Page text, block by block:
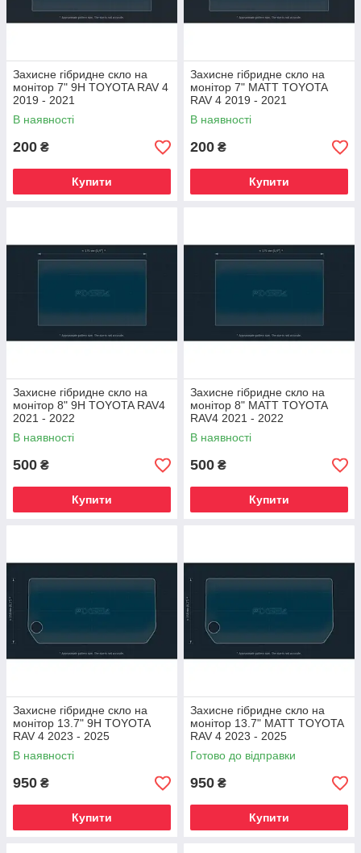
Захисне гібридне скло на
монітор 7" 9H TOYOTA RAV 4
2019 - 2021
В наявності
200 ₴
Купити
Захисне гібридне скло на
монітор 7" MATT TOYOTA
RAV 4 2019 - 2021
В наявності
200 ₴
Купити
Захисне гібридне скло на
монітор 8" 9H TOYOTA RAV4
2021 - 2022
В наявності
500 ₴
Купити
Захисне гібридне скло на
монітор 8" MATT TOYOTA
RAV4 2021 - 2022
В наявності
500 ₴
Купити
Захисне гібридне скло на
монітор 13.7" 9H TOYOTA
RAV 4 2023 - 2025
В наявності
950 ₴
Купити
Захисне гібридне скло на
монітор 13.7" MATT TOYOTA
RAV 4 2023 - 2025
Готово до відправки
950 ₴
Купити